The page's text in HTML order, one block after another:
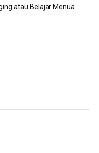
atau Belajar Menua